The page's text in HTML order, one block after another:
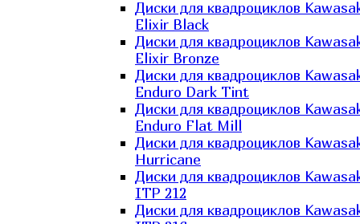
Диски для квадроциклов
Elixir Black
Диски для квадроциклов
Elixir Bronze
Диски для квадроциклов
Enduro Dark Tint
Диски для квадроциклов
Enduro Flat Mill
Диски для квадроциклов
Hurricane
Диски для квадроциклов
ITP 212
Диски для квадроциклов